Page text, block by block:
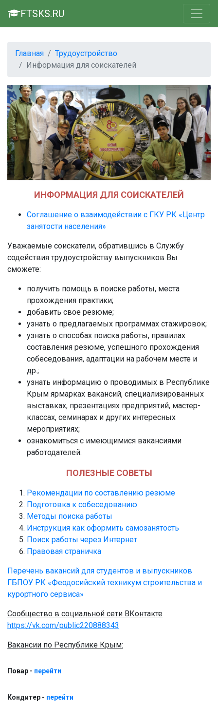
FTSKS.RU
Главная
Трудоустройство
Информация для соискателей
ИНФОРМАЦИЯ ДЛЯ СОИСКАТЕЛЕЙ
Соглашение о взаимодействии с ГКУ РК «Центр
занятости населения»
Уважаемые соискатели, обратившись в Службу
содействия трудоустройству выпускников Вы
сможете:
получить помощь в поиске работы, места
прохождения практики;
добавить свое резюме;
узнать о предлагаемых программах стажировок;
узнать о способах поиска работы, правилах
составления резюме, успешного прохождения
собеседования, адаптации на рабочем месте и
др.;
узнать информацию о проводимых в Республике
Крым ярмарках вакансий, специализированных
выставках, презентациях предприятий, мастер-
классах, семинарах и других интересных
мероприятиях;
ознакомиться с имеющимися вакансиями
работодателей.
ПОЛЕЗНЫЕ СОВЕТЫ
Рекомендации по составлению резюме
Подготовка к собеседованию
Методы поиска работы
Инструкция как оформить самозанятость
Поиск работы через Интернет
Правовая страничка
Перечень вакансий для студентов и выпускников
ГБПОУ РК «Феодосийский техникум строительства и
курортного сервиса»
Сообщество в социальной сети ВКонтакте
https://vk.com/public220888343
Вакансии по Республике Крым:
Повар - перейти
Кондитер - перейти